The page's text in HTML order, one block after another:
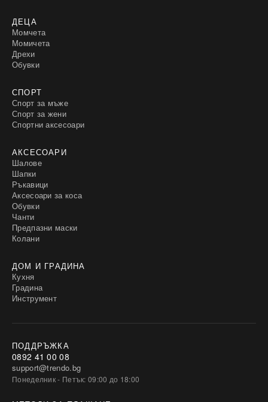
ДЕЦА
Момчета
Момичета
Дрехи
Обувки
СПОРТ
Спорт за мъже
Спорт за жени
Спортни аксесоари
АКСЕСОАРИ
Шалове
Шапки
Ръкавици
Аксесоари за коса
Обувки
Чанти
Предпазни маски
Колани
ДОМ И ГРАДИНА
Кухня
Градина
Инструмент
ПОДДРЪЖКА
0892 41 00 08
support@trendo.bg
Понеделник - Петък: 09:00 до 18:00